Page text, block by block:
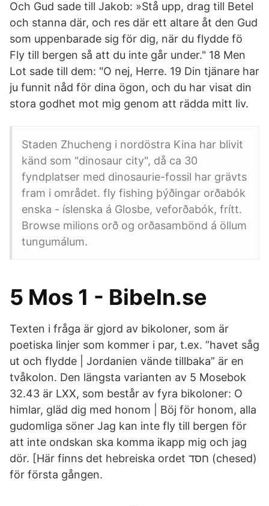
Och Gud sade till Jakob: »Stå upp, drag till Betel
och stanna där, och res där ett altare åt den Gud
som uppenbarade sig för dig, när du flydde fö
Fly till bergen så att du inte går under." 18 Men
Lot sade till dem: "O nej, Herre. 19 Din tjänare har
ju funnit nåd för dina ögon, och du har visat din
stora godhet mot mig genom att rädda mitt liv.
Staden Zhucheng i nordöstra Kina har blivit
känd som "dinosaur city", då ca 30
fyndplatser med dinosaurie-fossil har grävts
fram i området. fly fishing þýðingar orðabók
enska - íslenska á Glosbe, veforðabók, frítt.
Browse milions orð og orðasambönd á öllum
tungumálum.
5 Mos 1 - Bibeln.se
Texten i fråga är gjord av bikoloner, som är
poetiska linjer som kommer i par, t.ex. ”havet såg
ut och flydde | Jordanien vände tillbaka” är en
tvåkolon. Den längsta varianten av 5 Mosebok
32.43 är LXX, som består av fyra bikoloner: O
himlar, gläd dig med honom | Böj för honom, alla
gudomliga söner Jag kan inte fly till bergen för
att inte ondskan ska komma ikapp mig och jag
dör. [Här finns det hebreiska ordet חסד (chesed)
för första gången.